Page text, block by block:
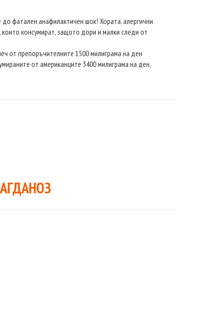
фатален анафилактичен шок! Хората, алергични
консумират, защото дори и малки следи от
от препоръчителните 1500 милиграма на ден
от американците 3400 милиграма на ден,